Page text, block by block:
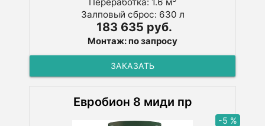
Залповый сброс: 630 л
183 635 руб.
Монтаж: по запросу
ЗАКАЗАТЬ
Евробион 8 миди пр
-5 %